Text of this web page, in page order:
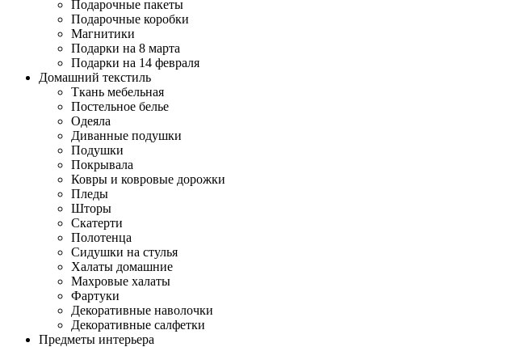
Подарочные пакеты
Подарочные коробки
Магнитики
Подарки на 8 марта
Подарки на 14 февраля
Домашний текстиль
Ткань мебельная
Постельное белье
Одеяла
Диванные подушки
Подушки
Покрывала
Ковры и ковровые дорожки
Пледы
Шторы
Скатерти
Полотенца
Сидушки на стулья
Халаты домашние
Махровые халаты
Фартуки
Декоративные наволочки
Декоративные салфетки
Предметы интерьера